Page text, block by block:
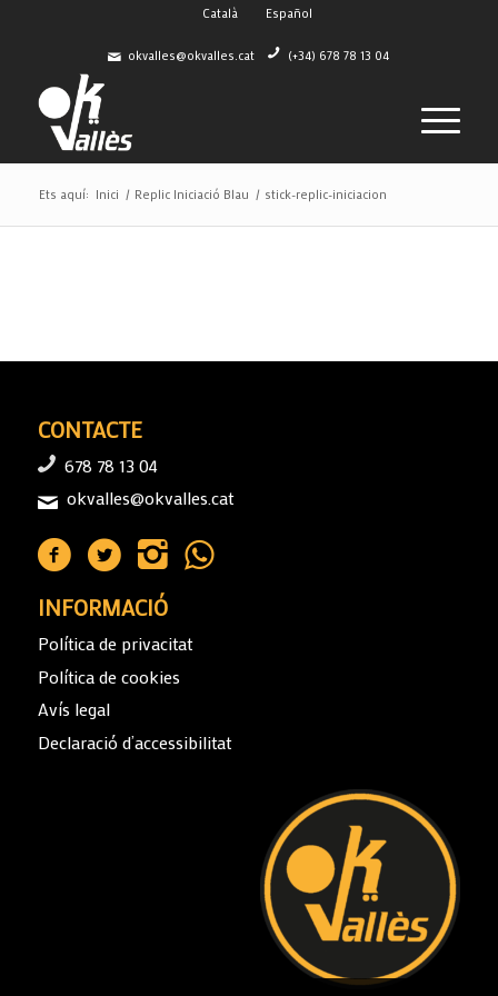
Català Español
okvalles@okvalles.cat (+34) 678 78 13 04
Ets aquí: Inici / Replic Iniciació Blau / stick-replic-iniciacion
CONTACTE
678 78 13 04
okvalles@okvalles.cat
INFORMACIÓ
Política de privacitat
Política de cookies
Avís legal
Declaració d’accessibilitat